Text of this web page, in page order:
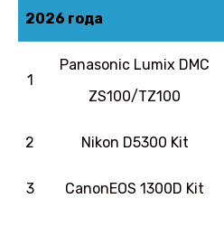
2026 года
1
Panasonic Lumix DMC
ZS100/TZ100
2 Nikon D5300 Kit
3 CanonEOS 1300D Kit